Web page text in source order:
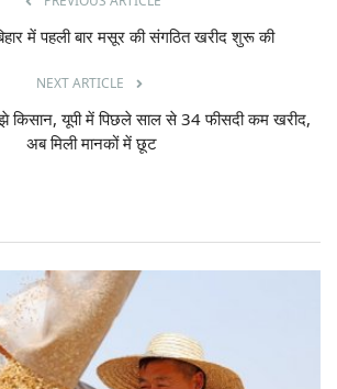
में पहली बार मसूर की संगठित खरीद शुरू की
NEXT ARTICLE
किसान, यूपी में पिछले साल से 34 फीसदी कम खरीद,
अब मिली मानकों में छूट